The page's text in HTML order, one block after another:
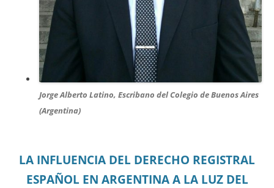
Jorge Alberto Latino, Escribano del Colegio de Buenos Aires
(Argentina)
LA INFLUENCIA DEL DERECHO REGISTRAL
ESPAÑOL EN ARGENTINA A LA LUZ DEL